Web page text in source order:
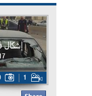
إشكال
1